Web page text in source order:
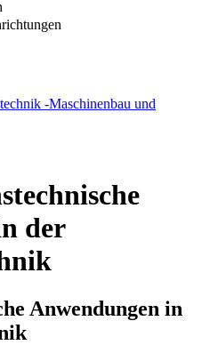
-Maschinenbau und
der
Anwendungen in